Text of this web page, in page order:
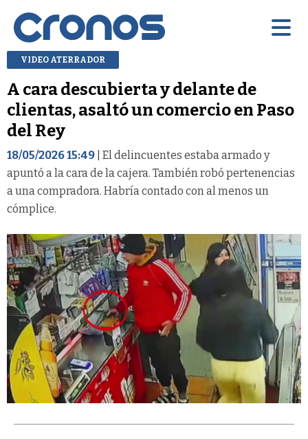
VIDEO ATERRADOR
A cara descubierta y delante de
clientas, asaltó un comercio en Paso
del Rey
18/05/2026 15:49 | El delincuentes estaba armado y
apuntó a la cara de la cajera. También robó pertenencias
a una compradora. Habría contado con al menos un
cómplice.